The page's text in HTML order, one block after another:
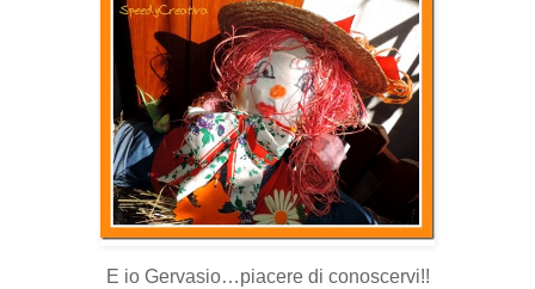
E io Gervasio…piacere di conoscervi!!